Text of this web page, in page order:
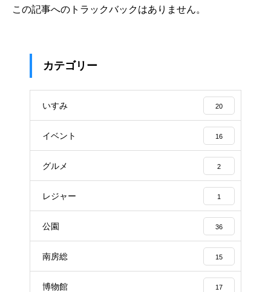
この記事へのトラックバックはありません。
カテゴリー
いすみ 20
イベント 16
グルメ 2
レジャー 1
公園 36
南房総 15
博物館 17